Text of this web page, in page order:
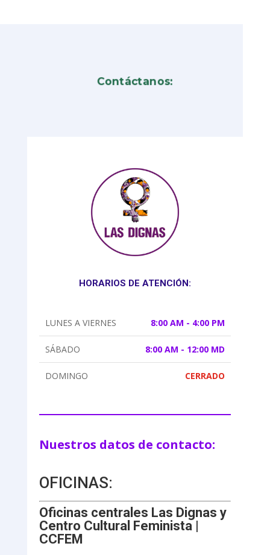
Contáctanos:
HORARIOS DE ATENCIÓN:
LUNES A VIERNES 8:00 AM - 4:00 PM
SÁBADO 8:00 AM - 12:00 MD
DOMINGO CERRADO
Nuestros datos de contacto:
OFICINAS:
Oficinas centrales Las Dignas y
Centro Cultural Feminista |
CCFEM